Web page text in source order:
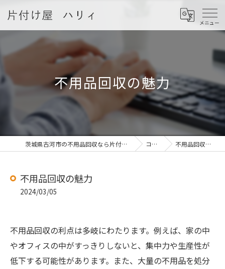
不用品回収の魅力
茨城県古河市の不用品回収なら片付け屋 ハリィ コラム 不用品回収の魅力
不用品回収の魅力
2024/03/05
不用品回収の利点は多岐にわたります。例えば、家の中
やオフィスの中がすっきりしないと、集中力や生産性が
低下する可能性があります。また、大量の不用品を処分